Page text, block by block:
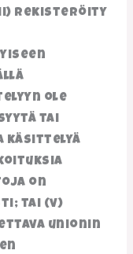
rekisteröity
ole
tai
käsittelyä
on
tai (v)
unionin